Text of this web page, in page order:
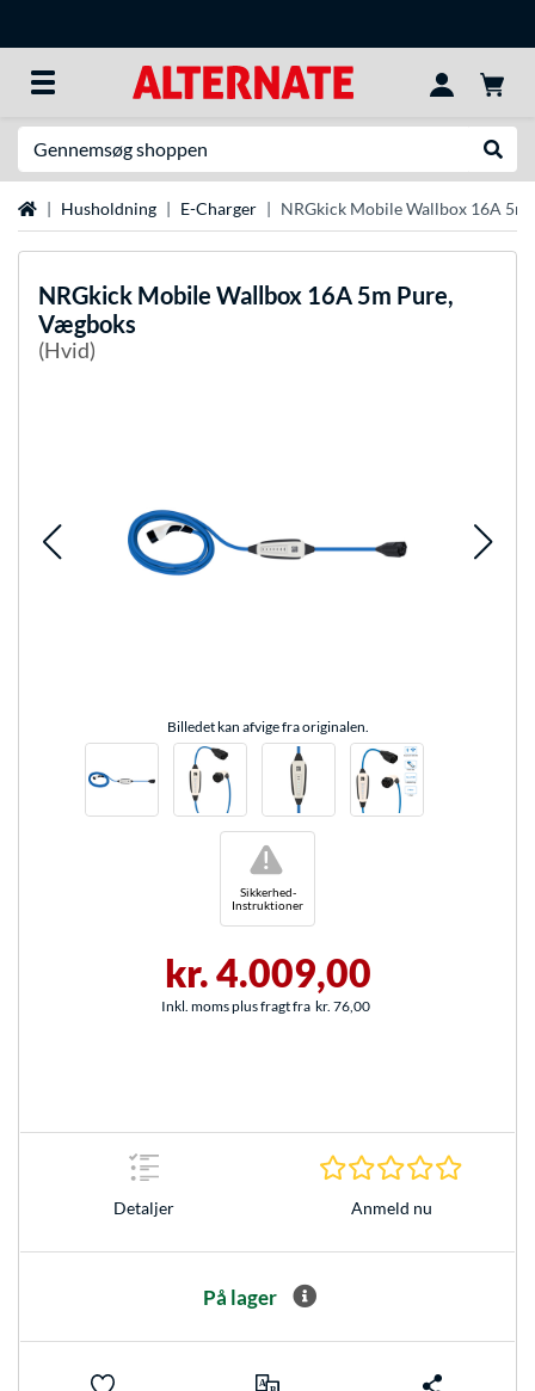
StartsideHusholdning E-Charger NRGkick Mobile Wallbox 16A 5m
NRGkick Mobile Wallbox 16A 5m Pure,
Vægboks
(Hvid)
Billedet kan afvige fra originalen.
Sikkerhed-
Instruktioner
!
kr. 4.009,00
Inkl. moms plus fragt fra kr. 76,00
Detaljer Anmeld nu
På lager